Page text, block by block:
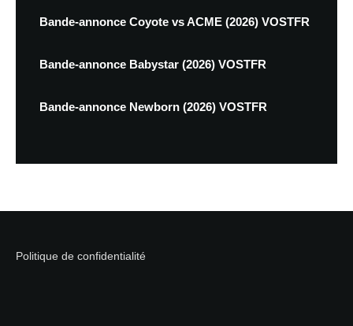
Bande-annonce Coyote vs ACME (2026) VOSTFR
Bande-annonce Babystar (2026) VOSTFR
Bande-annonce Newborn (2026) VOSTFR
Politique de confidentialité